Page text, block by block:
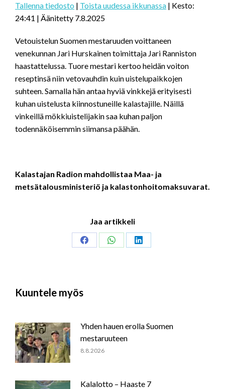
SHARE
LINK
EMBED
Tallenna tiedosto | Toista uudessa ikkunassa | Kesto:
24:41 | Äänitetty 7.8.2025
Vetouistelun Suomen mestaruuden voittaneen
venekunnan Jari Hurskainen toimittaja Jari Ranniston
haastattelussa. Tuore mestari kertoo heidän voiton
reseptinsä niin vetovauhdin kuin uistelupaikkojen
suhteen. Samalla hän antaa hyviä vinkkejä erityisesti
kuhan uistelusta kiinnostuneille kalastajille. Näillä
vinkeillä mökkiuistelijakin saa kuhan paljon
todennäköisemmin siimansa päähän.
Kalastajan Radion mahdollistaa Maa- ja
metsätalousministeriö ja kalastonhoitomaksuvarat.
Jaa artikkeli
Share
Share
Share
Kuuntele myös
Yhden hauen erolla Suomen
mestaruuteen
8.8.2026
Kalalotto – Haaste 7